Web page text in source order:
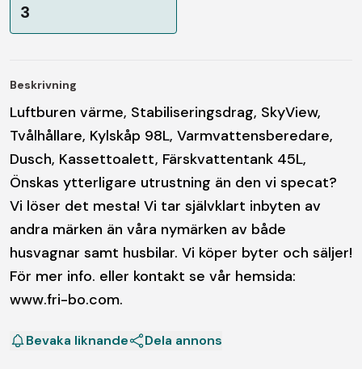
3
Beskrivning
Luftburen värme, Stabiliseringsdrag, SkyView,
Tvålhållare, Kylskåp 98L, Varmvattensberedare,
Dusch, Kassettoalett, Färskvattentank 45L,
Önskas ytterligare utrustning än den vi specat?
Vi löser det mesta! Vi tar självklart inbyten av
andra märken än våra nymärken av både
husvagnar samt husbilar. Vi köper byter och säljer!
För mer info. eller kontakt se vår hemsida:
www.fri-bo.com.
Bevaka liknande Dela annons